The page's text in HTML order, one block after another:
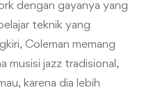
dengan gayanya yang
teknik yang
Coleman memang
musisi jazz tradisional,
karena dia lebih